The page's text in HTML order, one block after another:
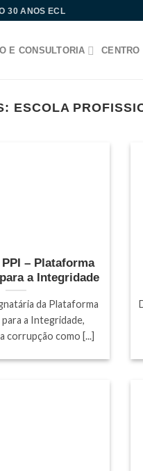
30 ANOS ECL
E CONSULTORIA
ESCOLA
– Plataforma
a Integridade
da Plataforma
a Integridade,
corrupção como [...]